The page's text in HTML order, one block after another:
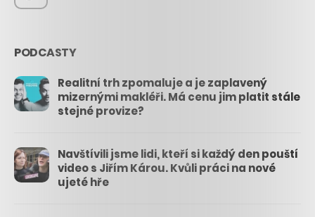
PODCASTY
Realitní trh zpomaluje a je zaplavený
mizernými makléři. Má cenu jim platit stále
stejné provize?
Navštívili jsme lidi, kteří si každý den pouští
video s Jiřím Károu. Kvůli práci na nové
ujeté hře